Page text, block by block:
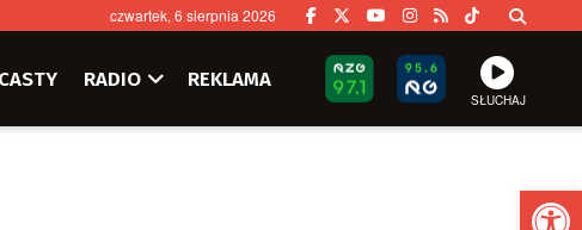
czwartek, 6 sierpnia 2026
RADIO REKLAMA
SŁUCHAJ